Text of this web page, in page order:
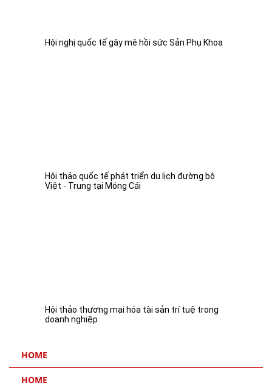
Hội nghị quốc tế gây mê hồi sức Sản Phụ Khoa
Hội thảo quốc tế phát triển du lịch đường bộ
Việt - Trung tại Móng Cái
Hội thảo thương mại hóa tài sản trí tuệ trong
doanh nghiệp
HOME
HOME